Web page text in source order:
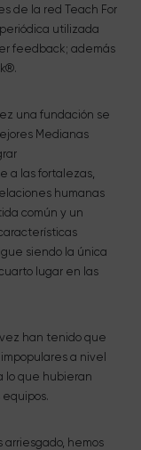
de la red Teach For
utilizada
feedback; además
una fundación se
Medianas
a las fortalezas,
humanas
común y un
siendo la única
lugar en las
han tenido que
a nivel
lo que hubieran
arriesgado, hemos